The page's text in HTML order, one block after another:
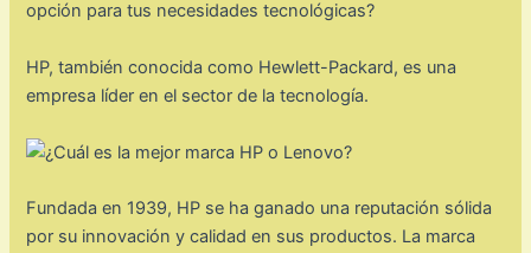
opción para tus necesidades tecnológicas?
HP, también conocida como Hewlett-Packard, es una
empresa líder en el sector de la tecnología.
Fundada en 1939, HP se ha ganado una reputación sólida
por su innovación y calidad en sus productos. La marca